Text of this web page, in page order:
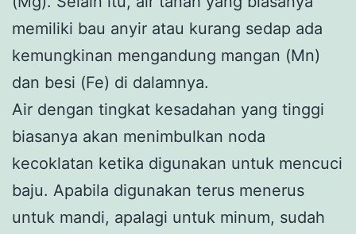
memiliki bau anyir atau kurang sedap ada
kemungkinan mengandung mangan (Mn)
dan besi (Fe) di dalamnya.
Air dengan tingkat kesadahan yang tinggi
biasanya akan menimbulkan noda
kecoklatan ketika digunakan untuk mencuci
baju. Apabila digunakan terus menerus
untuk mandi, apalagi untuk minum, sudah